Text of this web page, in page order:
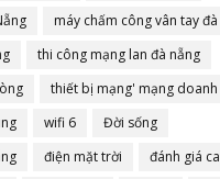
máy chấm công vân tay
thi công mạng lan đà nẵng
thiết bị mạng' mạng
wifi 6
Đời sống
điện mặt trời
đánh giá